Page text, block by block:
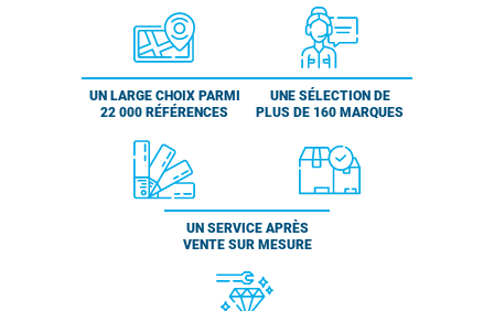
UN LARGE CHOIX PARMI
22 000 RÉFÉRENCES
UNE SÉLECTION DE
PLUS DE 160 MARQUES
UN SERVICE APRÈS
VENTE SUR MESURE